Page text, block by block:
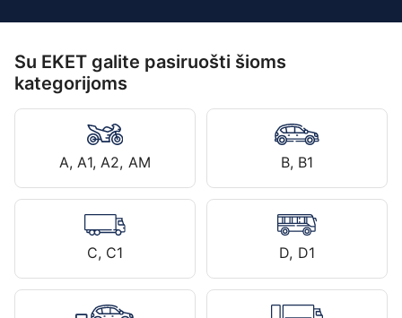
Su EKET galite pasiruošti šioms
kategorijoms
A, A1, A2, AM B, B1
C, C1 D, D1